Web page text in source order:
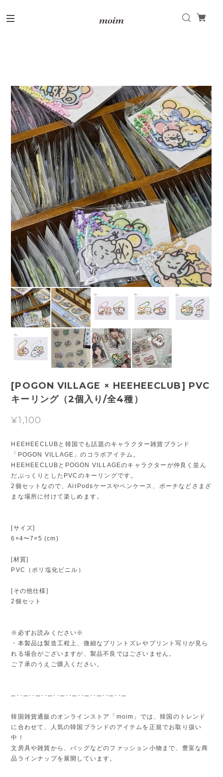
[POGON VILLAGE × HEEHEECLUB] PVC
キーリング（2個入り/全4種）
¥1,100
HEEHEECLUBと韓国でも話題のキャラクター雑貨ブランド
「POGON VILLAGE」のコラボアイテム。
HEEHEECLUBとPOGON VILLAGEのキャラクターが仲良く並ん
だぷっくりとしたPVCのキーリングです。
2個セットなので、AirPodsケースやペンケース、ポーチなどさまざ
まな場所に付けて楽しめます。
[サイズ]
6×4〜7×5 (cm)
[材質]
PVC（ポリ塩化ビニル）
[その他仕様]
2個セット
※必ずお読みください※
・本製品は製造工程上、微細なプリントズレやプリント写りが見ら
れる場合がございますが、製品不良ではございません。
ご了承のうえご購入ください。
─･･─･･─･･─･･─･･─･･─･･─･･─･･─
韓国雑貨通販のオンラインストア「moim」では、韓国のトレンド
に合わせて、人気の韓国ブランドのアイテムを正規でお取り扱い
中！
文房具や雑貨から、バッグなどのファッション小物まで、豊富な商
品ラインナップを展開しています。